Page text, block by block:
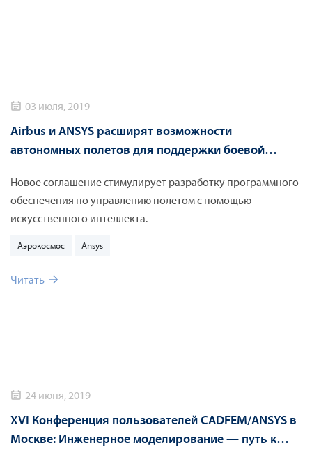
неотъемлемой составляющей индустрии 4.0.
03 июля, 2019
Airbus и ANSYS расширят возможности
автономных полетов для поддержки боевой
Новое соглашение стимулирует разработку программного
обеспечения по управлению полетом с помощью
искусственного интеллекта.
Аэрокосмос Ansys
Читать
24 июня, 2019
XVI Конференция пользователей CADFEM/ANSYS в
Москве: Инженерное моделирование — путь к